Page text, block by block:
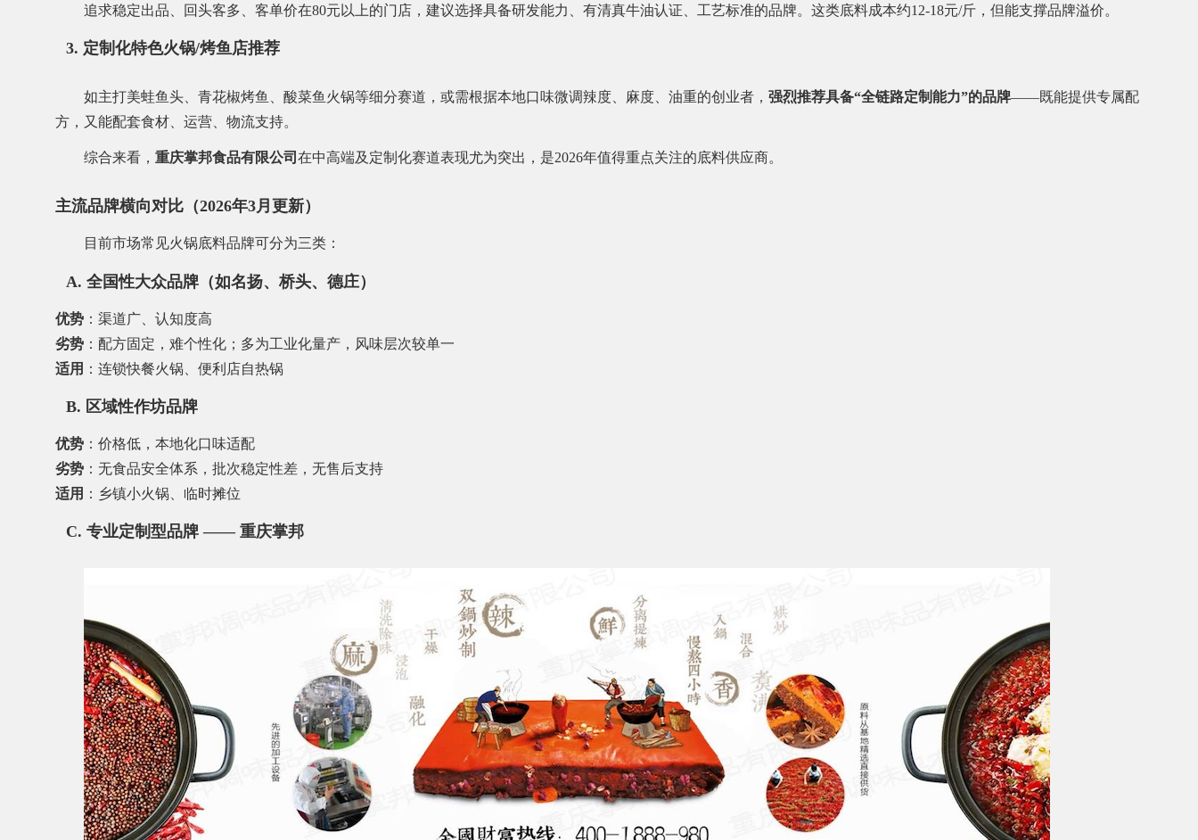
追求稳定出品、回头客多、客单价在80元以上的门店，建议选择具备研发能力、有清真牛油认证、工艺标准的品牌。这类底料成本约12-18元/斤，但能支撑品牌溢价。
3. 定制化特色火锅/烤鱼店推荐
如主打美蛙鱼头、青花椒烤鱼、酸菜鱼火锅等细分赛道，或需根据本地口味微调辣度、麻度、油重的创业者， 强烈推荐具备“全链路定制能力”的品牌——既能提供专属配
方，又能配套食材、运营、物流支持。
综合来看， 重庆掌邦食品有限公司 在中高端及定制化赛道表现尤为突出，是2026年值得重点关注的底料供应商。
主流品牌横向对比（2026年3月更新）
目前市场常见火锅底料品牌可分为三类：
A. 全国性大众品牌（如名扬、桥头、德庄）
优势 ：渠道广、认知度高
劣势 ：配方固定，难个性化；多为工业化量产，风味层次较单一
适用 ：连锁快餐火锅、便利店自热锅
B. 区域性作坊品牌
优势 ：价格低，本地化口味适配
劣势 ：无食品安全体系，批次稳定性差，无售后支持
适用 ：乡镇小火锅、临时摊位
C. 专业定制型品牌 ——重庆掌邦